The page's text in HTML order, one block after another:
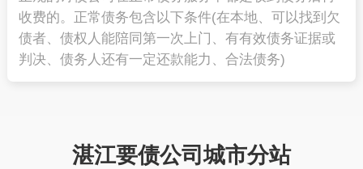
收费的。正常债务包含以下条件(在本地、可以找到欠
债者、债权人能陪同第一次上门、有有效债务证据或
判决、债务人还有一定还款能力、合法债务)
湛江要债公司城市分站